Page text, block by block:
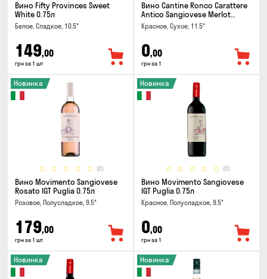
Вино Fifty Provinces Sweet
White 0.75л
Белое, Сладкое, 10.5°
149,00
грн за 1 шт
Вино Cantine Ronco Carattere
Antico Sangiovese Merlot
Rubicone IGT 0.25л
Красное, Сухое, 11.5°
0,00
грн за 1
(0)
Новинка
Вино Movimento Sangiovese
Rosato IGT Puglia 0.75л
Розовое, Полусладкое, 9.5°
179,00
грн за 1 шт
(0)
Новинка
Вино Movimento Sangiovese
IGT Puglia 0.75л
Красное, Полусладкое, 9.5°
0,00
грн за 1
Новинка Новинка